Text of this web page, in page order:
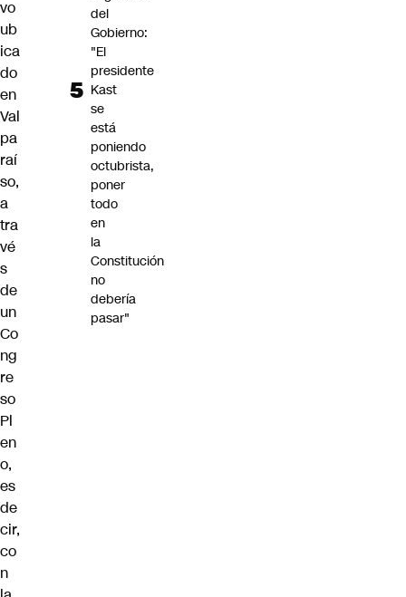
vo
ub
ica
do
en
Val
pa
raí
so,
a
tra
vé
s
de
un
Co
ng
re
so
Pl
en
o,
es
de
cir,
co
n
del
Gobierno:
"El
presidente
Kast
se
está
poniendo
octubrista,
poner
todo
en
la
Constitución
no
debería
pasar"